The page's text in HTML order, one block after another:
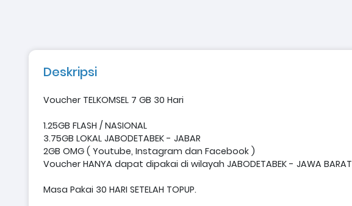
Deskripsi
Voucher TELKOMSEL 7 GB 30 Hari
1.25GB FLASH / NASIONAL
3.75GB LOKAL JABODETABEK - JABAR
2GB OMG ( Youtube, Instagram dan Facebook )
Voucher HANYA dapat dipakai di wilayah JABODETABEK - JAWA BARAT
Masa Pakai 30 HARI SETELAH TOPUP.